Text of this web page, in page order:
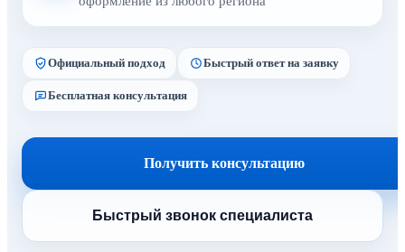
Официальный подход Быстрый ответ на заявку
Бесплатная консультация
Получить консультацию
Быстрый звонок специалиста